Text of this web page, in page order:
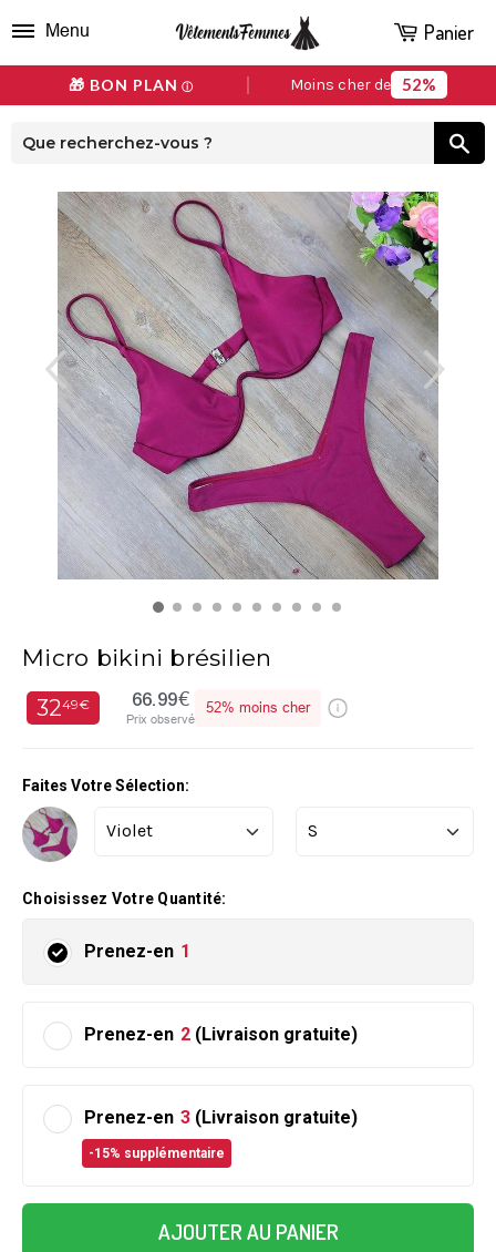
🎁 BON PLAN ⓘ Moins cher de 52%
Menu Panier
Micro bikini brésilien
3249€ 66.99€
Prix observé
52% moins cher
Faites Votre Sélection:
Choisissez Votre Quantité:
Prenez-en 1
Prenez-en 2 (Livraison gratuite)
Prenez-en 3 (Livraison gratuite)
-15% supplémentaire
AJOUTER AU PANIER